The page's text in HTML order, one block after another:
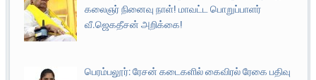
கலைஞர் நினைவு நாள்! மாவட்ட பொறுப்பாளர்
வீ.ஜெகதீசன் அறிக்கை!
பெரம்பலூர்: ரேசன் கடைகளில் கைவிரல் ரேகை பதிவு